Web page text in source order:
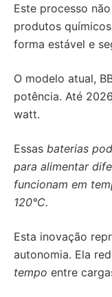
Este processo
produtos
forma estável e
O modelo atual,
potência. Até
watt.
Essas baterias
para alimentar
funcionam em
120°C.
Esta inovação
autonomia. Ela
tempo entre